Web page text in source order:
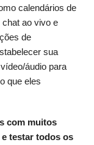
calendários de
ao vivo e
de
sua
áudio para
que eles
com muitos
testar todos os